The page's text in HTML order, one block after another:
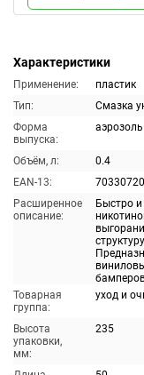
Характеристики
Применение:
пластик
Тип:
Смазка
Форма
выпуска:
аэрозоль
Объём, л:
0.4
EAN-13:
Расширенное
описание:
Быстро
Товарная
группа:
уход и
Высота
упаковки,
мм:
235